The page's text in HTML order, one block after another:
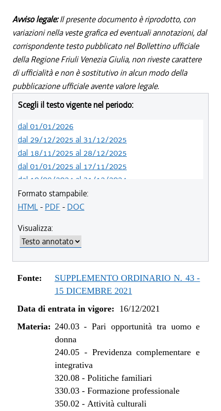
Avviso legale:Il presente documento è riprodotto, con
variazioni nella veste grafica ed eventuali annotazioni, dal
corrispondente testo pubblicato nel Bollettino ufficiale
della Regione Friuli Venezia Giulia, non riveste carattere
di ufficialità e non è sostitutivo in alcun modo della
pubblicazione ufficiale avente valore legale.
Scegli il testo vigente nel periodo:
dal 01/01/2026
dal 29/12/2025 al 31/12/2025
dal 18/11/2025 al 28/12/2025
dal 01/01/2025 al 17/11/2025
dal 10/08/2024 al 31/12/2024
dal 14/05/2024 al 09/08/2024
dal 01/01/2024 al 13/05/2024
dal 07/03/2023 al 30/10/2023
dal 01/01/2023 al 06/03/2023
dal 10/11/2022 al 31/12/2022
dal 09/08/2022 al 09/11/2022
dal 14/06/2022 al 08/08/2022
Formato stampabile:
HTML- PDF - DOC
Visualizza:
Fonte:
SUPPLEMENTO ORDINARIO N. 43 -
15 DICEMBRE 2021
Data di entrata in vigore: 16/12/2021
Materia: 240.03-Pari opportunità tra uomo e
donna
240.05- Previdenza complementare e
integrativa
320.08- Politiche familiari
330.03- Formazione professionale
350.02 - Attività culturali